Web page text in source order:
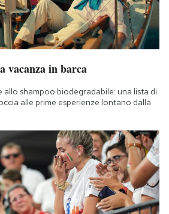
vacanza in barca
shampoo biodegradabile: una lista di
alle prime esperienze lontano dalla